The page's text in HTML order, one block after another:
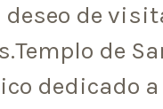
de
de
dedicado